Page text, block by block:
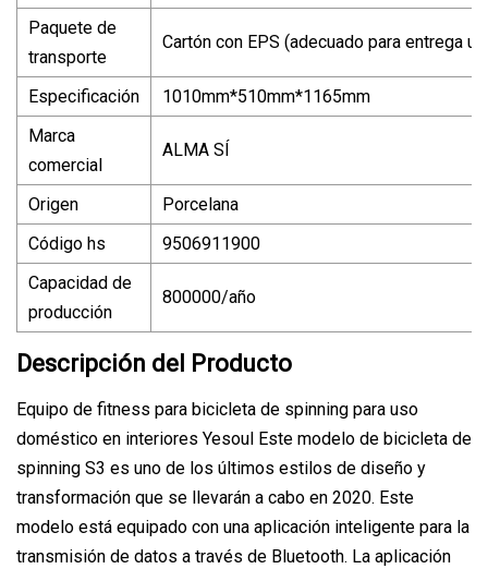
Paquete de
transporte
Cartón con EPS (adecuado para entrega
Especificación
1010mm*510mm*1165mm
Marca
comercial
ALMA SÍ
Origen
Porcelana
Código hs
9506911900
Capacidad de
producción
800000/año
Descripción del Producto
Equipo de fitness para bicicleta de spinning para uso
doméstico en interiores Yesoul Este modelo de bicicleta de
spinning S3 es uno de los últimos estilos de diseño y
transformación que se llevarán a cabo en 2020. Este
modelo está equipado con una aplicación inteligente para la
transmisión de datos a través de Bluetooth. La aplicación